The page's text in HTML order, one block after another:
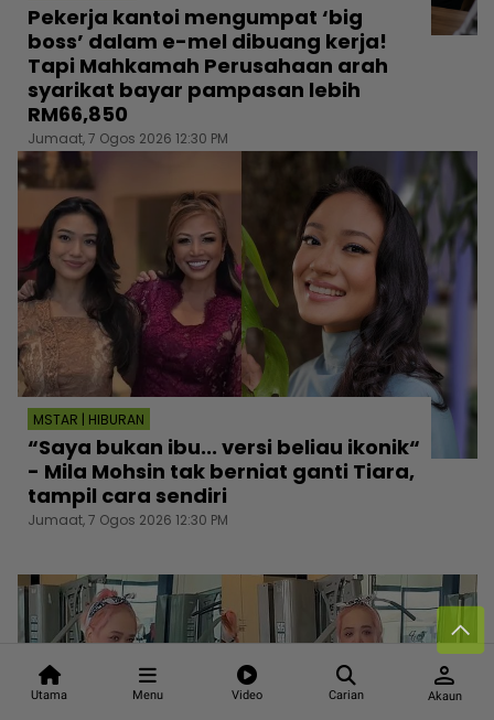
Utama Menu Video Carian
person
Akaun
Pekerja kantoi mengumpat ‘big
boss’ dalam e-mel dibuang kerja!
Tapi Mahkamah Perusahaan arah
syarikat bayar pampasan lebih
RM66,850
Jumaat, 7 Ogos 2026 12:30 PM
MSTAR | HIBURAN
“Saya bukan ibu... versi beliau ikonik“
- Mila Mohsin tak berniat ganti Tiara,
tampil cara sendiri
Jumaat, 7 Ogos 2026 12:30 PM